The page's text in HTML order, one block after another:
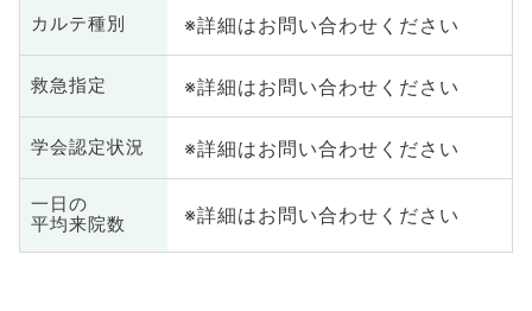
カルテ種別 ※詳細はお問い合わせください
救急指定 ※詳細はお問い合わせください
学会認定状況 ※詳細はお問い合わせください
一日の
平均来院数
※詳細はお問い合わせください